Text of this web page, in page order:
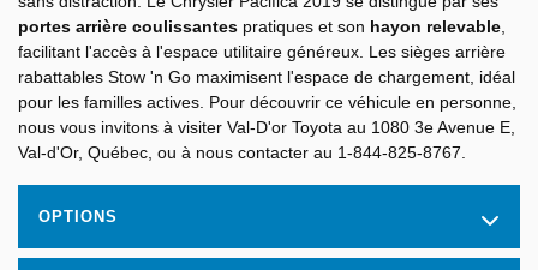
portes arrière coulissantes pratiques et son hayon relevable
facilitant l'accès à l'espace utilitaire généreux. Les sièges arrière
rabattables Stow 'n Go maximisent l'espace de chargement, idéal
pour les familles actives. Pour découvrir ce véhicule en personne,
nous vous invitons à visiter Val-D'or Toyota au 1080 3e Avenue E,
Val-d'Or, Québec, ou à nous contacter au 1-844-825-8767.
OPTIONS